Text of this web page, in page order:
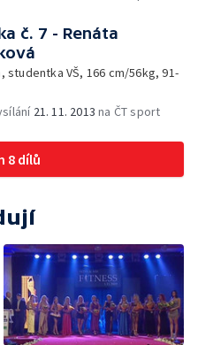
č. 7 - Renáta
VŠ, 166 cm/56kg, 91-
21. 11. 2013 na ČT sport
8 dílů